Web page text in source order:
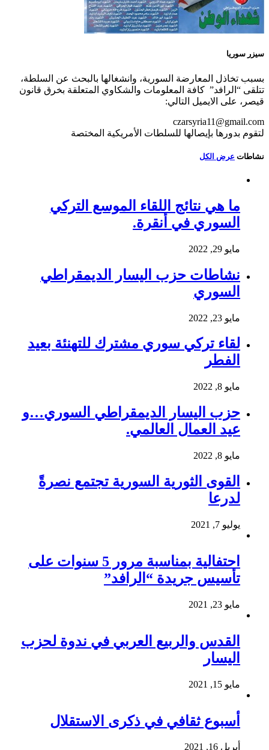
سيزر سوريا
بسبب تخاذل المعارضة السورية، وانشغالها بالبحث عن السلطة،
تتلقى “الرافد” كافة المعلومات والشكاوي المتعلقة بخرق قانون
قيصر، على الايميل التالي:
czarsyria11@gmail.com
لتقوم بدورها بإيصالها للسلطات الأمريكية المختصة
نشاطات عرض الكل
ما هي نتائج اللقاء الموسع التركي
السوري في أنقرة.
مايو 29, 2022
نشاطات حزب اليسار الديمقراطي
السوري
مايو 23, 2022
لقاء تركي سوري مشترك للتهنئة بعيد
الفطر
مايو 8, 2022
حزب اليسار الديمقراطي السوري…و
عيد العمال العالمي.
مايو 8, 2022
القوى الثورية السورية تجتمع نصرةً
لدرعا
يوليو 7, 2021
احتفالية بمناسبة مرور 5 سنوات على
تأسيس جريدة “الرافد”
مايو 23, 2021
القدس والربيع العربي في ندوة لحزب
اليسار
مايو 15, 2021
أسبوع ثقافي في ذكرى الاستقلال
أبريل 16, 2021